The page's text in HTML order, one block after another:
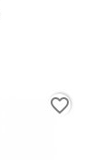
favorite_border